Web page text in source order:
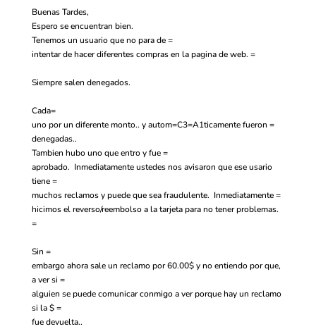
Buenas Tardes,
Espero se encuentran bien.
Tenemos un usuario que no para de =
intentar de hacer diferentes compras en la pagina de web. =
Siempre salen denegados.
Cada=
uno por un diferente monto.. y autom=C3=A1ticamente fueron =
denegadas..
Tambien hubo uno que entro y fue =
aprobado. Inmediatamente ustedes nos avisaron que ese usario
tiene =
muchos reclamos y puede que sea fraudulente. Inmediatamente =
hicimos el reverso/reembolso a la tarjeta para no tener problemas.
=
Sin =
embargo ahora sale un reclamo por 60.00$ y no entiendo por que,
a ver si =
alguien se puede comunicar conmigo a ver porque hay un reclamo
si la $ =
fue devuelta..